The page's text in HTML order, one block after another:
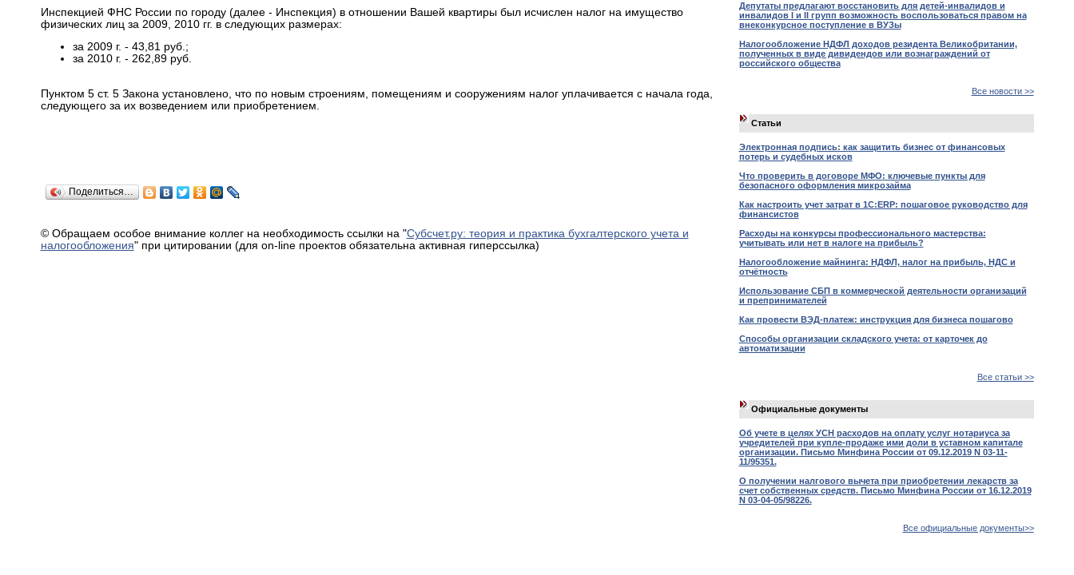
Инспекцией ФНС России по городу (далее - Инспекция) в отношении Вашей квартиры был исчислен налог на имущество
физических лиц за 2009, 2010 гг. в следующих размерах:
за 2009 г. - 43,81 руб.;
за 2010 г. - 262,89 руб.
Пунктом 5 ст. 5 Закона установлено, что по новым строениям, помещениям и сооружениям налог уплачивается с начала года,
следующего за их возведением или приобретением.
Поделиться…
© Обращаем особое внимание коллег на необходимость ссылки на "Субсчет.ру: теория и практика бухгалтерского учета и
налогообложения" при цитировании (для on-line проектов обязательна активная гиперссылка)
Депутаты предлагают восстановить для детей-инвалидов и
инвалидов I и II групп возможность воспользоваться правом на
внеконкурсное поступление в ВУЗы
Налогообложение НДФЛ доходов резидента Великобритании,
полученных в виде дивидендов или вознаграждений от
российского общества
Все новости >>
Статьи
Электронная подпись: как защитить бизнес от финансовых
потерь и судебных исков
Что проверить в договоре МФО: ключевые пункты для
безопасного оформления микрозайма
Как настроить учет затрат в 1С:ERP: пошаговое руководство для
финансистов
Расходы на конкурсы профессионального мастерства:
учитывать или нет в налоге на прибыль?
Налогообложение майнинга: НДФЛ, налог на прибыль, НДС и
отчётность
Использование СБП в коммерческой деятельности организаций
и препринимателей
Как провести ВЭД-платеж: инструкция для бизнеса пошагово
Способы организации складского учета: от карточек до
автоматизации
Все статьи >>
Официальные документы
Об учете в целях УСН расходов на оплату услуг нотариуса за
учредителей при купле-продаже ими доли в уставном капитале
организации. Письмо Минфина России от 09.12.2019 N 03-11-
11/95351.
О получении налгового вычета при приобретении лекарств за
счет собственных средств. Письмо Минфина России от 16.12.2019
N 03-04-05/98226.
Все официальные документы>>